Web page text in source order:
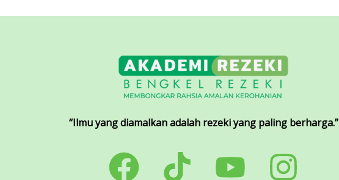
“Ilmu yang diamalkan adalah rezeki yang paling berharga.”